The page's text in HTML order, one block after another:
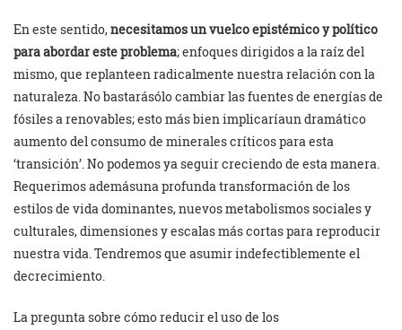
En este sentido,necesitamos un vuelco epistémico y político
para abordar este problema; enfoques dirigidos a la raíz del
mismo, que replanteen radicalmente nuestra relación con la
naturaleza. No bastarásólo cambiar las fuentes de energías de
fósiles a renovables; esto más bien implicaríaun dramático
aumento del consumo de minerales críticos para esta
‘transición’. No podemos ya seguir creciendo de esta manera.
Requerimos ademásuna profunda transformación de los
estilos de vida dominantes, nuevos metabolismos sociales y
culturales, dimensiones y escalas más cortas para reproducir
nuestra vida. Tendremos que asumir indefectiblemente el
decrecimiento.
La pregunta sobre cómo reducir el uso de los